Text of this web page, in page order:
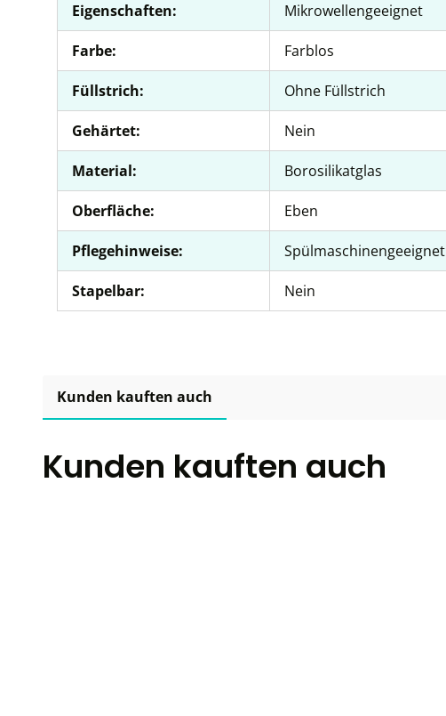
Eigenschaften: Mikrowellengeeignet
Farbe: Farblos
Füllstrich: Ohne Füllstrich
Gehärtet: Nein
Material: Borosilikatglas
Oberfläche: Eben
Pflegehinweise: Spülmaschinengeeignet
Stapelbar: Nein
Kunden kauften auch
Kunden kauften auch